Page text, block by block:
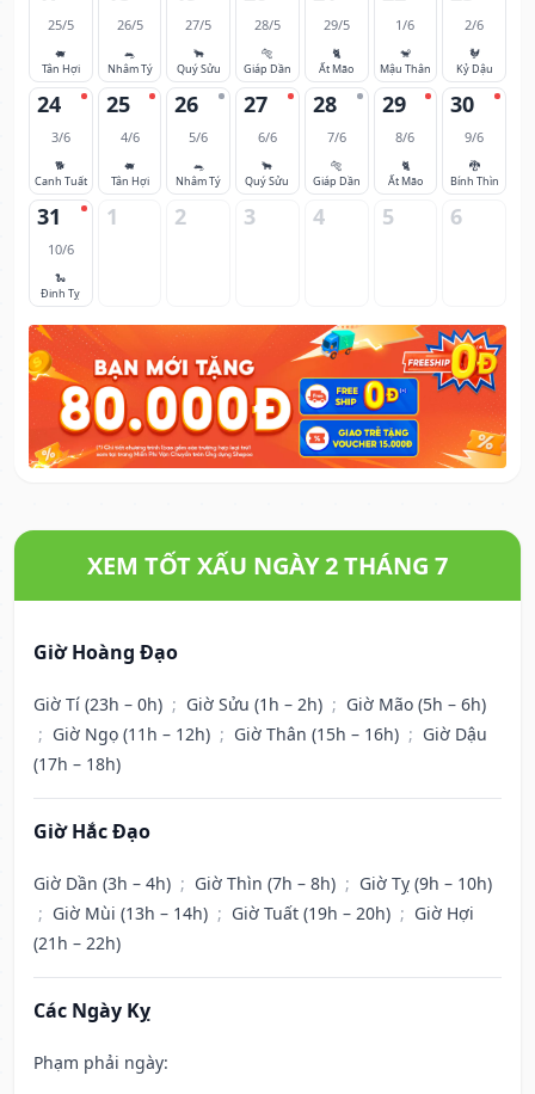
25/5
🐖
Tân Hợi
26/5
🐀
Nhâm Tý
27/5
🐂
Quý Sửu
28/5
🐅
Giáp Dần
29/5
🐈
Ất Mão
1/6
🐒
Mậu Thân
2/6
🐓
Kỷ Dậu
24
3/6
🐕
Canh Tuất
25
4/6
🐖
Tân Hợi
26
5/6
🐀
Nhâm Tý
27
6/6
🐂
Quý Sửu
28
7/6
🐅
Giáp Dần
29
8/6
🐈
Ất Mão
30
9/6
🐉
Bính Thìn
31
10/6
🐍
Đinh Tỵ
1 2 3 4 5 6
XEM TỐT XẤU NGÀY 2 THÁNG 7
Giờ Hoàng Đạo
Giờ Tí (23h – 0h) ; Giờ Sửu (1h – 2h) ; Giờ Mão (5h – 6h)
; Giờ Ngọ (11h – 12h) ; Giờ Thân (15h – 16h) ; Giờ Dậu
(17h – 18h)
Giờ Hắc Đạo
Giờ Dần (3h – 4h) ; Giờ Thìn (7h – 8h) ; Giờ Tỵ (9h – 10h)
; Giờ Mùi (13h – 14h) ; Giờ Tuất (19h – 20h) ; Giờ Hợi
(21h – 22h)
Các Ngày Kỵ
Phạm phải ngày: